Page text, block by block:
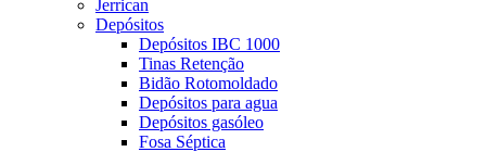
Jerrican
Depósitos
Depósitos IBC 1000
Tinas Retenção
Bidão Rotomoldado
Depósitos para agua
Depósitos gasóleo
Fosa Séptica